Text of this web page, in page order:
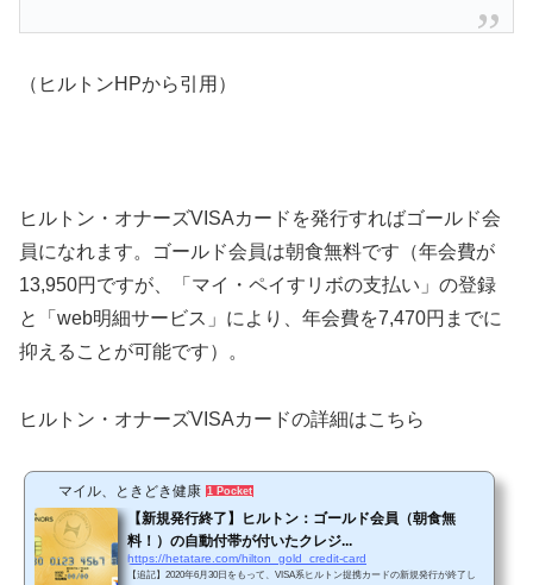
（ヒルトンHPから引用）
ヒルトン・オナーズVISAカードを発行すればゴールド会
員になれます。ゴールド会員は朝食無料です（年会費が
13,950円ですが、「マイ・ペイすリボの支払い」の登録
と「web明細サービス」により、年会費を7,470円までに
抑えることが可能です）。
ヒルトン・オナーズVISAカードの詳細はこちら
マイル、ときどき健康 1 Pocket
【新規発行終了】ヒルトン：ゴールド会員（朝食無
料！）の自動付帯が付いたクレジ...
https://hetatare.com/hilton_gold_credit-card
【追記】2020年6月30日をもって、VISA系ヒルトン提携カードの新規発行が終了し